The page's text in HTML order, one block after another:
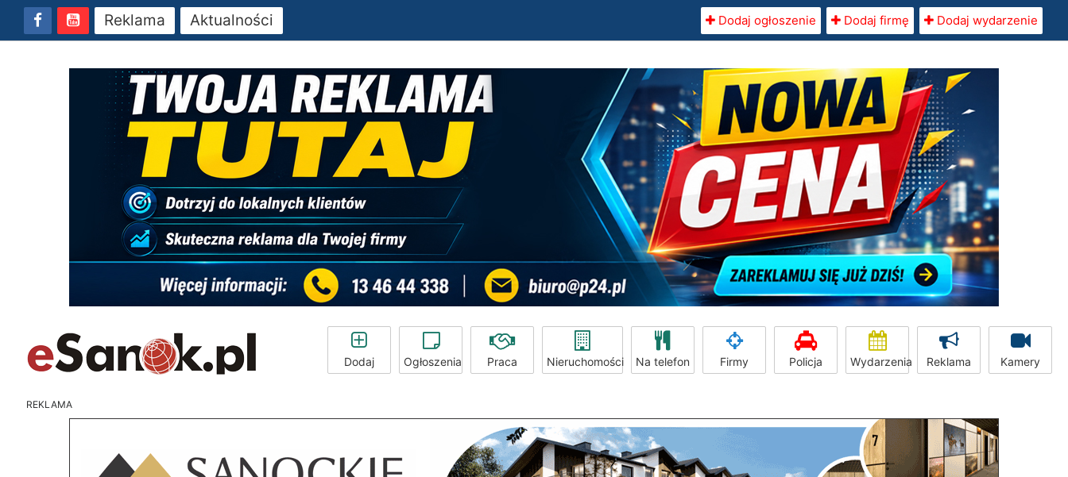
Reklama Aktualności Dodaj ogłoszenie Dodaj firmę Dodaj wydarzenie
Dodaj Ogłoszenia Praca Nieruchomości Na telefon Firmy Policja Wydarzenia Reklama Kamery
REKLAMA